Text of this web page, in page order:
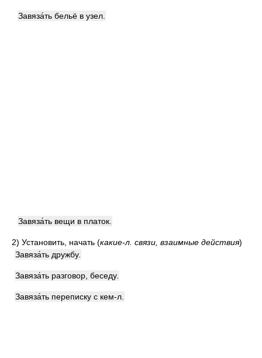
Завяза́ть бельё в узел.
Завяза́ть вещи в платок.
2) Установить, начать (какие-л. связи, взаимные действия)
Завяза́ть дружбу.
Завяза́ть разговор, беседу.
Завяза́ть переписку с кем-л.